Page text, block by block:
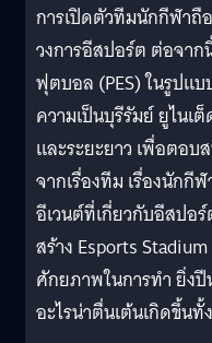
การเปิดตัวทีมนักกีฬาถื
วงการอีสปอร์ต ต่อจาก
ฟุตบอล (PES) ในรูปแบ
ความเป็นบุรีรัมย์ ยูไน
และระยะยาว เพื่อตอบ
จากเรื่องทีม เรื่องนักกี
อีเวนต์ที่เกี่ยวกับอีสปอ
สร้าง Esports
ศักยภาพในการทำ ยิ่งปี
อะไรน่าตื่นเต้นเกิดขึ้น